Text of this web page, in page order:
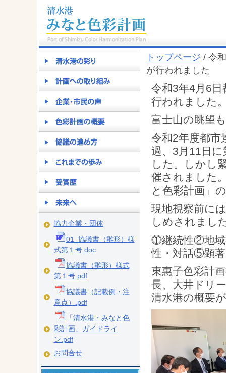
協力企業・団体
01_協議書（雛形）様
式第１号.doc
協議書（雛形）様式
第１号.pdf
協議書（記載例・注
意点）.pdf
「清水港・みなと色
彩計画」ガイドライ
ン.pdf
お問合せ
トップページ / 令
が行われました
令和3年4月6
行われました
富士山の眺望
令和2年度都市
過、3月11日
した。しかし
催されました
と色彩計画」
現地視察前に
しめされまし
⓵継続性②地域
性・対話⑤顕
東惠子色彩計
長、大井ドリ
清水港の概要